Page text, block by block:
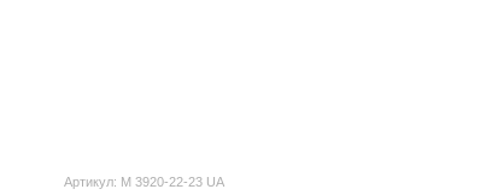
Артикул: M 3920-22-23 UA